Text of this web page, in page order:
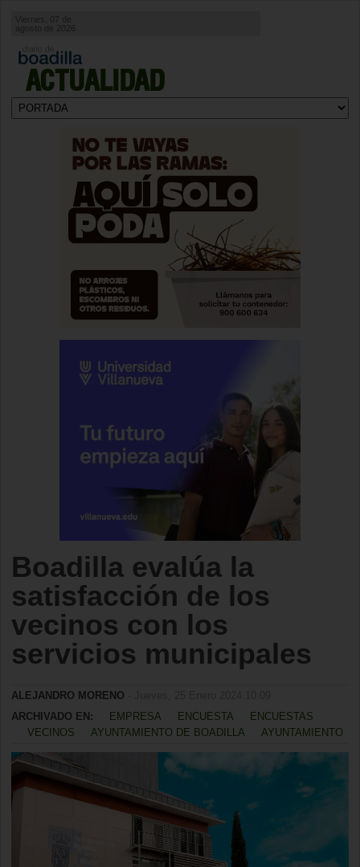
ACTUALIDAD
agosto de 2026
Boadilla evalúa la
satisfacción de los
vecinos con los
servicios municipales
ALEJANDRO MORENO
ARCHIVADO EN:
EMPRESA ENCUESTA
ENCUESTAS
VECINOS
AYUNTAMIENTO DE BOADILLA AYUNTAMIENTO